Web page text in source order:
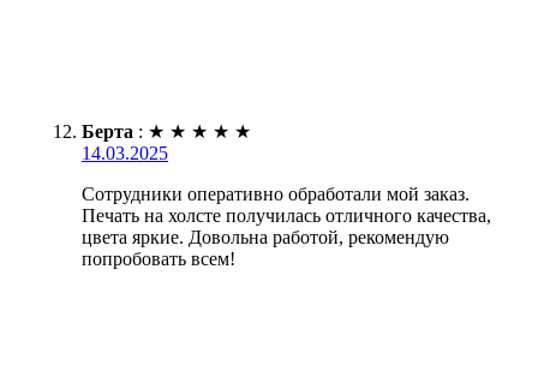
Берта : ★ ★ ★ ★ ★
14.03.2025
Сотрудники оперативно обработали мой заказ.
Печать на холсте получилась отличного качества,
цвета яркие. Довольна работой, рекомендую
попробовать всем!